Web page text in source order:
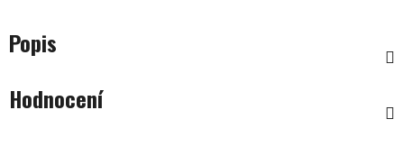
Popis
Hodnocení